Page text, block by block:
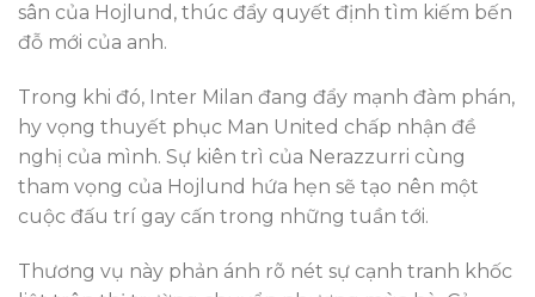
sân của Hojlund, thúc đẩy quyết định tìm kiếm bến
đỗ mới của anh.
Trong khi đó, Inter Milan đang đẩy mạnh đàm phán,
hy vọng thuyết phục Man United chấp nhận đề
nghị của mình. Sự kiên trì của Nerazzurri cùng
tham vọng của Hojlund hứa hẹn sẽ tạo nên một
cuộc đấu trí gay cấn trong những tuần tới.
Thương vụ này phản ánh rõ nét sự cạnh tranh khốc